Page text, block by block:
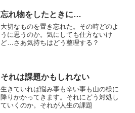
忘れ物をしたときに…
大切なものを置き忘れた。その時どのよ
うに思うのか。気にしても仕方ないけ
ど…さあ気持ちはどう整理する？
それは課題かもしれない
生きていれば悩み事も辛い事も山の様に
降りかかってきます。それにどう対処し
ていくのか。それが人生の課題